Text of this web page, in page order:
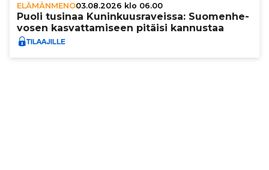
ELÄMÄNMENO03.08.2026 klo 06.00
Puoli tusinaa Kunin­kuus­ra­veissa: Suo­men­he­
vo­sen kas­vat­ta­mi­seen pitäisi kannustaa